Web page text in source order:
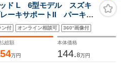
ド L 6型モデル スズキ
ーキサポートII パーキン
能 LEDヘッドランプ ア
フルオートエアコン
ン付 オンライン相談可 360°画像付
総額
万円
本体価格
144.8万円